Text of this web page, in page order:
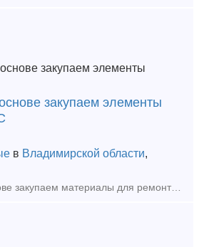
закупаем элементы
в Владимирской области,
На постоянной основе закупаем материалы для ремонта ж.д. путей, любой регион, (нал/безнал), готовы рассмотреть возможность самовывоза: клемму АРС, монорегуляторы АРС, подклемники АРС, прокладк